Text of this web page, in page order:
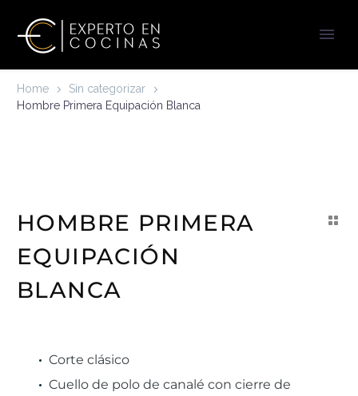
Home
Sin categorizar
Hombre Primera Equipación Blanca
HOMBRE PRIMERA
EQUIPACIÓN
BLANCA
Corte clásico
Cuello de polo de canalé con cierre de